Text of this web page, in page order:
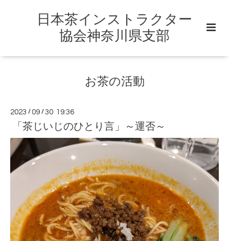
日本茶インストラクター
協会神奈川県支部
お茶の活動
2023 /09 /30 19:36
「茶じいじのひとり言」～運否～